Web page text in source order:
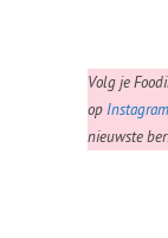
Volg je
op Instagram
nieuwste